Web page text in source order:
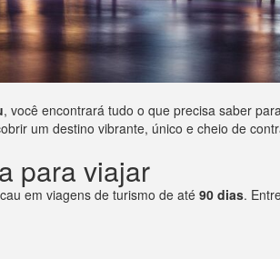
, você encontrará tudo o que precisa saber
um destino vibrante, único e cheio de
para viajar
em viagens de turismo de até 90 dias.